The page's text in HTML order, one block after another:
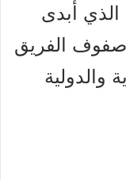
الذي أبدى
صفوف الفريق
والدولية